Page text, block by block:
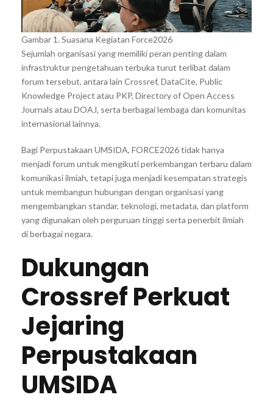
Gambar 1. Suasana Kegiatan Force2026
Sejumlah organisasi yang memiliki peran penting dalam
infrastruktur pengetahuan terbuka turut terlibat dalam
forum tersebut, antara lain Crossref, DataCite, Public
Knowledge Project atau PKP, Directory of Open Access
Journals atau DOAJ, serta berbagai lembaga dan komunitas
internasional lainnya.
Bagi Perpustakaan UMSIDA, FORCE2026 tidak hanya
menjadi forum untuk mengikuti perkembangan terbaru dalam
komunikasi ilmiah, tetapi juga menjadi kesempatan strategis
untuk membangun hubungan dengan organisasi yang
mengembangkan standar, teknologi, metadata, dan platform
yang digunakan oleh perguruan tinggi serta penerbit ilmiah
di berbagai negara.
Dukungan
Crossref Perkuat
Jejaring
Perpustakaan
UMSIDA